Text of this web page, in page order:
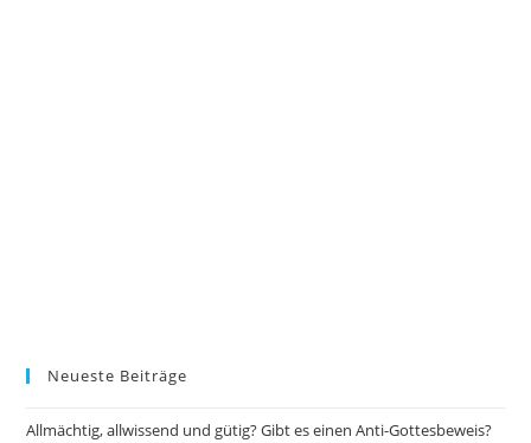
Neueste Beiträge
Allmächtig, allwissend und gütig? Gibt es einen Anti-Gottesbeweis?